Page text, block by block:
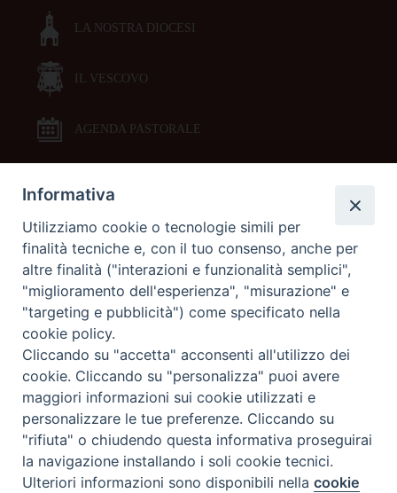
LA NOSTRA DIOCESI
IL VESCOVO
AGENDA PASTORALE
DOCUMENTI PASTORALI
ORARI MESSE
LITURGIA DELLE ORE
GALLERIE FOTOGRAFICHE
GALLERIE VIDEO
Preferenze Cookie
Informativa
Utilizziamo cookie o tecnologie simili per
finalità tecniche e, con il tuo consenso, anche per
altre finalità ("interazioni e funzionalità semplici",
"miglioramento dell'esperienza", "misurazione" e
"targeting e pubblicità") come specificato nella
cookie policy.
Cliccando su "accetta" acconsenti all'utilizzo dei
cookie. Cliccando su "personalizza" puoi avere
maggiori informazioni sui cookie utilizzati e
personalizzare le tue preferenze. Cliccando su
"rifiuta" o chiudendo questa informativa proseguirai
la navigazione installando i soli cookie tecnici.
Ulteriori informazioni sono disponibili nellacookie